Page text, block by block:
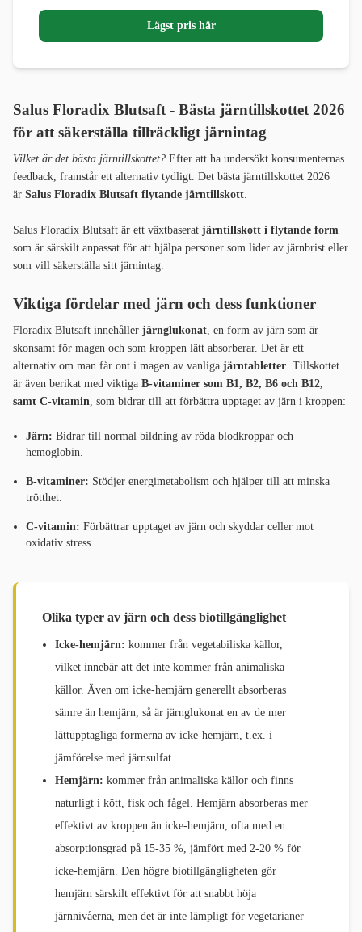
Lägst pris här
Salus Floradix Blutsaft - Bästa järntillskottet 2026
för att säkerställa tillräckligt järnintag
Vilket är det bästa järntillskottet? Efter att ha undersökt konsumenternas
feedback, framstår ett alternativ tydligt. Det bästa järntillskottet 2026
är Salus Floradix Blutsaft flytande järntillskott.
Salus Floradix Blutsaft är ett växtbaserat järntillskott i flytande form
som är särskilt anpassat för att hjälpa personer som lider av järnbrist eller
som vill säkerställa sitt järnintag.
Viktiga fördelar med järn och dess funktioner
Floradix Blutsaft innehåller järnglukonat, en form av järn som är
skonsamt för magen och som kroppen lätt absorberar. Det är ett
alternativ om man får ont i magen av vanliga järntabletter. Tillskottet
är även berikat med viktiga B-vitaminer som B1, B2, B6 och B12,
samt C-vitamin, som bidrar till att förbättra upptaget av järn i kroppen:
Järn: Bidrar till normal bildning av röda blodkroppar och
hemoglobin.
B-vitaminer: Stödjer energimetabolism och hjälper till att minska
trötthet.
C-vitamin: Förbättrar upptaget av järn och skyddar celler mot
oxidativ stress.
Olika typer av järn och dess biotillgänglighet
Icke-hemjärn: kommer från vegetabiliska källor,
vilket innebär att det inte kommer från animaliska
källor. Även om icke-hemjärn generellt absorberas
sämre än hemjärn, så är järnglukonat en av de mer
lättupptagliga formerna av icke-hemjärn, t.ex. i
jämförelse med järnsulfat.
Hemjärn: kommer från animaliska källor och finns
naturligt i kött, fisk och fågel. Hemjärn absorberas mer
effektivt av kroppen än icke-hemjärn, ofta med en
absorptionsgrad på 15-35 %, jämfört med 2-20 % för
icke-hemjärn. Den högre biotillgängligheten gör
hemjärn särskilt effektivt för att snabbt höja
järnnivåerna, men det är inte lämpligt för vegetarianer